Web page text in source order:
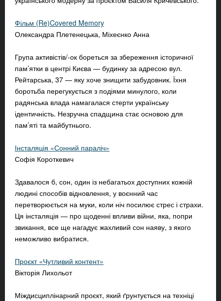
Фільм (Re)Covered Memory
Олександра Плетенецька, Міхеєнко Анна
Група активістів/-ок бореться за збереження історичної
пам’ятки в центрі Києва — будинку за адресою вул.
Рейтарська, 37 — яку хоче знищити забудовник. Їхня
боротьба перегукується з подіями минулого, коли
радянська влада намагалася стерти українську
ідентичність. Незручна спадщина стає основою для
пам’яті та майбутнього.
Інсталяція «Сонний параліч»
Софія Короткевич
Здавалося б, сон, один із небагатьох доступних кожній
людині способів відновлення, у воєнний час
перетворюється на муки, коли ніч посилює стрес і страхи.
Ця інсталяція — про щоденні впливи війни, яка, попри
звикання, все ще нагадує жахливий сон наяву, з якого
неможливо вибратися.
Проєкт «Чутливий контент»
Вікторія Лихольот
Міждисциплінарний проєкт, який ґрунтується на техніці